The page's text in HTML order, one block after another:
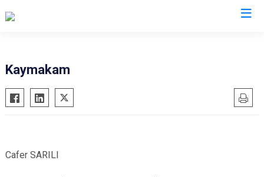
Adalar
Avcılar
Kaymakam
Cafer SARILI